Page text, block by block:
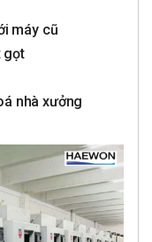
máy cũ
gọt
nhà xưởng